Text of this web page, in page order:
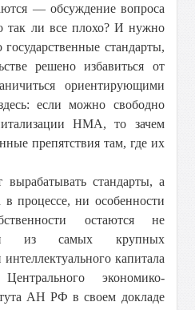
— обсуждение вопроса
так ли все плохо? И нужно
стандарты,
решено избавиться от
ориентирующими
если можно свободно
НМА, то зачем
препятствия там, где их
вырабатывать стандарты, а
процессе, ни особенности
остаются не
из самых крупных
капитала
экономико-
АН РФ в своем докладе